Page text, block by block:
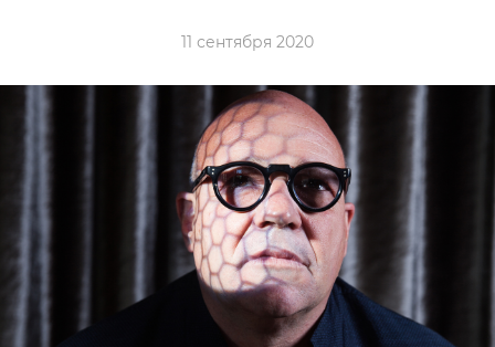
11 сентября 2020